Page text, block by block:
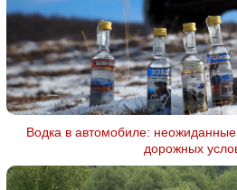
Водка в автомобиле:
дорожных